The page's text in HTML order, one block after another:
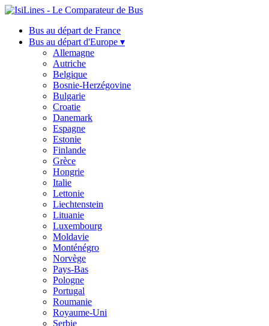
Bus au départ de France
Bus au départ d'Europe ▾
Allemagne
Autriche
Belgique
Bosnie-Herzégovine
Bulgarie
Croatie
Danemark
Espagne
Estonie
Finlande
Grèce
Hongrie
Italie
Lettonie
Liechtenstein
Lituanie
Luxembourg
Moldavie
Monténégro
Norvège
Pays-Bas
Pologne
Portugal
Roumanie
Royaume-Uni
Serbie